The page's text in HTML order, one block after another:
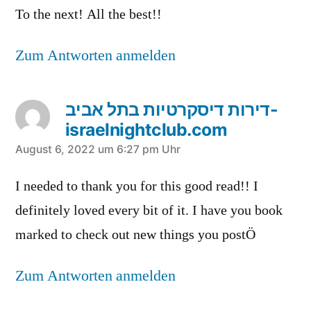
To the next! All the best!!
Zum Antworten anmelden
דירות דיסקרטיות בתל אביב-
israelnightclub.com
sagt:
August 6, 2022 um 6:27 pm Uhr
I needed to thank you for this good read!! I
definitely loved every bit of it. I have you book
marked to check out new things you postÖ
Zum Antworten anmelden